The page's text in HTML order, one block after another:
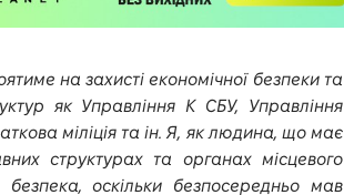
на захисті економічної безпеки та
як Управління К СБУ, Управління
міліція та ін. Я, як людина, що має
структурах та органах місцевого
оскільки безпосередньо мав